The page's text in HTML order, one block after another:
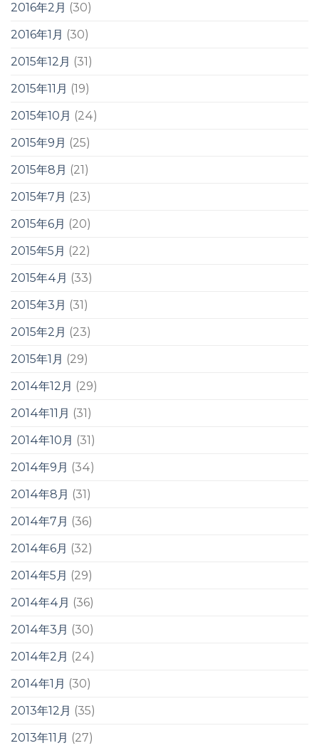
2016年2月 (30)
2016年1月 (30)
2015年12月 (31)
2015年11月 (19)
2015年10月 (24)
2015年9月 (25)
2015年8月 (21)
2015年7月 (23)
2015年6月 (20)
2015年5月 (22)
2015年4月 (33)
2015年3月 (31)
2015年2月 (23)
2015年1月 (29)
2014年12月 (29)
2014年11月 (31)
2014年10月 (31)
2014年9月 (34)
2014年8月 (31)
2014年7月 (36)
2014年6月 (32)
2014年5月 (29)
2014年4月 (36)
2014年3月 (30)
2014年2月 (24)
2014年1月 (30)
2013年12月 (35)
2013年11月 (27)